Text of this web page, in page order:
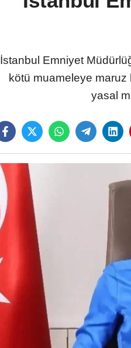
İstanbul Emniyet
kötü muameleye maruz
yasal